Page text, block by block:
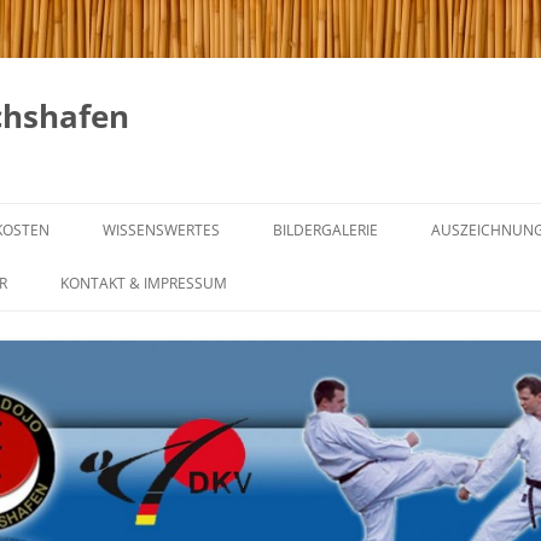
WISSENSWERTES
GICHIN FUNAKOSHI
GÜRTELGRADE UND IHRE
BEDEUTUNG
BILDERGALERIE
KONTAKT & IMPRESSUM